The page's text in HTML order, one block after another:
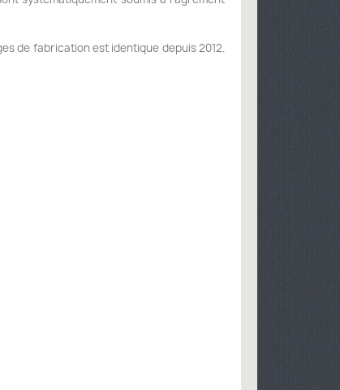
de fabrication est identique depuis 2012.